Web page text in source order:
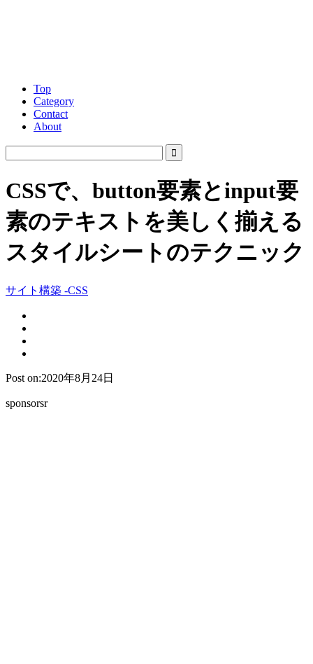
Top
Category
Contact
About
CSSで、button要素とinput要
素のテキストを美しく揃える
スタイルシートのテクニック
サイト構築 -CSS
Post on:2020年8月24日
sponsorsr